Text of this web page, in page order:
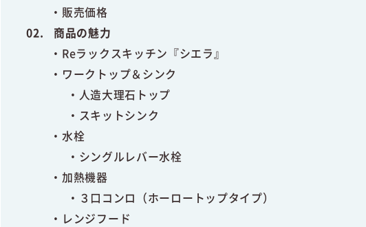
販売価格
商品の魅力
Reラックスキッチン『シエラ』
ワークトップ＆シンク
人造大理石トップ
スキットシンク
水栓
シングルレバー水栓
加熱機器
３口コンロ（ホーロートップタイプ）
レンジフード